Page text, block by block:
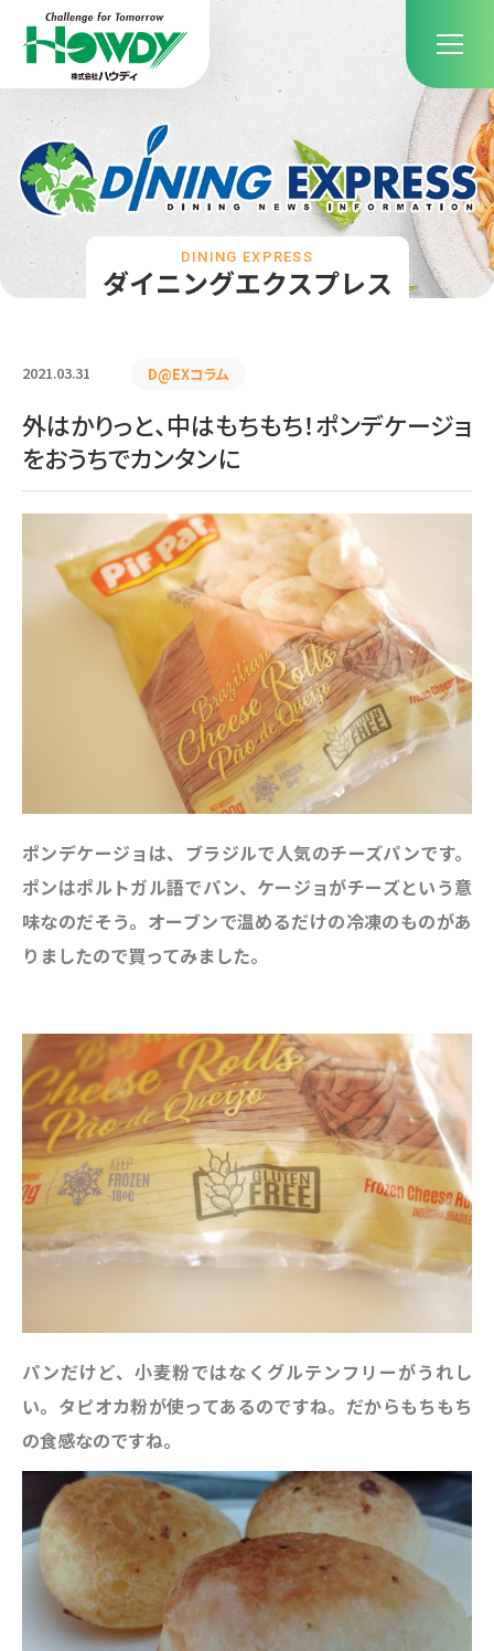
ダイニングエクスプレス
DINING EXPRESS
2021.03.31 D@EXコラム
外はかりっと、中はもちもち！ポンデケージョ
をおうちでカンタンに
ポンデケージョは、ブラジルで人気のチーズパンです。
ポンはポルトガル語でパン、ケージョがチーズという意
味なのだそう。 オーブンで温めるだけの冷凍のものがあ
りましたので買ってみました。
パンだけど、小麦粉ではなくグルテンフリーがうれし
い。タピオカ粉が使ってあるのですね。だからもちもち
の食感なのですね。